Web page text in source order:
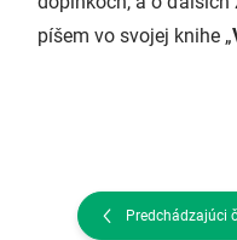
píšem vo svojej knihe „
Predchádzajúci